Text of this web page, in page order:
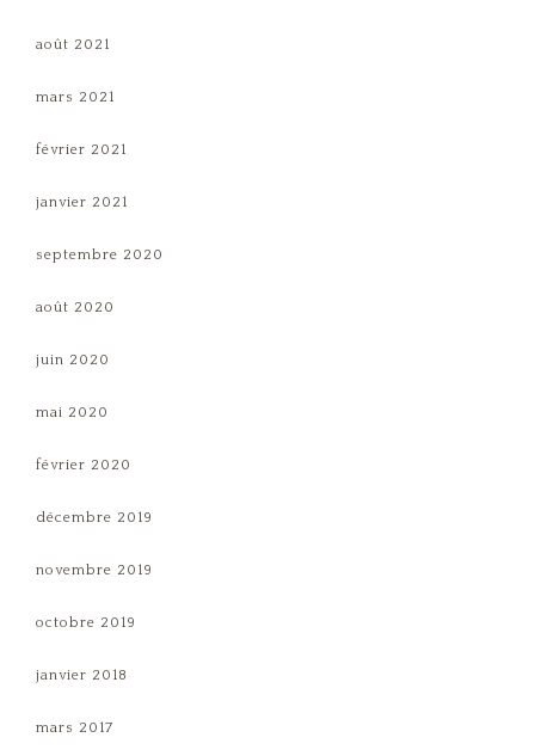
août 2021
mars 2021
février 2021
janvier 2021
septembre 2020
août 2020
juin 2020
mai 2020
février 2020
décembre 2019
novembre 2019
octobre 2019
janvier 2018
mars 2017